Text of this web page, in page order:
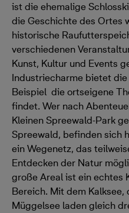
ist die ehemalige
die Geschichte des Ortes
historische
verschiedenen
Kunst, Kultur und Events
Industriecharme bietet
Beispiel die ortseigene
findet. Wer nach
Kleinen Spreewald-Park
Spreewald, befinden sich
ein Wegenetz, das
Entdecken der Natur
große Areal ist ein echtes
Bereich. Mit dem
Müggelsee laden gleich